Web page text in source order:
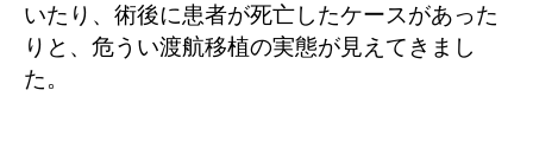
いたり、術後に患者が死亡したケースがあった
りと、危うい渡航移植の実態が見えてきまし
た。